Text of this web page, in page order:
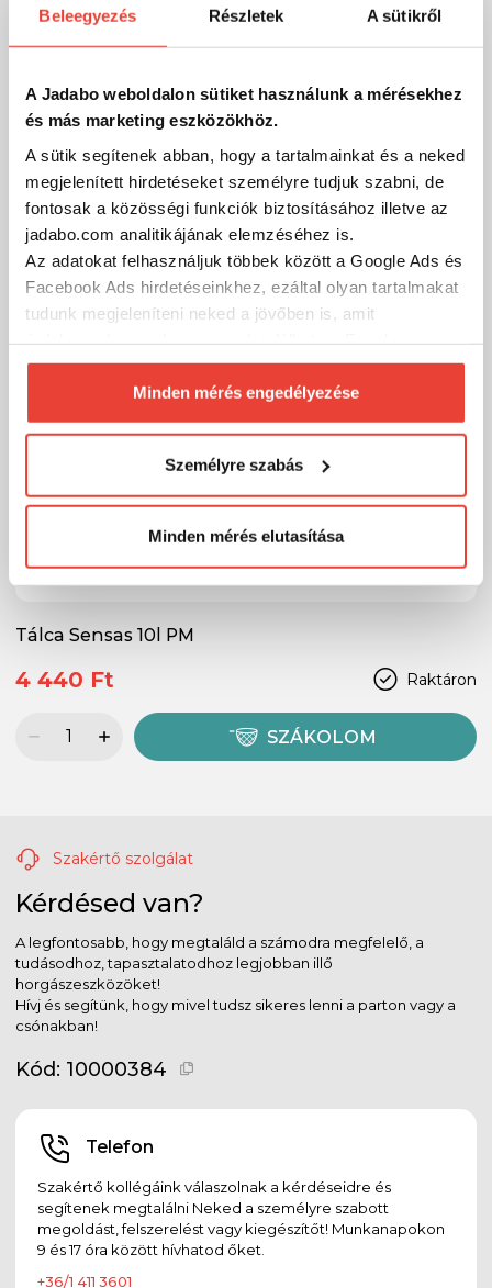
Beleegyezés Részletek A sütikről
A Jadabo weboldalon sütiket használunk a mérésekhez
és más marketing eszközökhöz.
A sütik segítenek abban, hogy a tartalmainkat és a neked
megjelenített hirdetéseket személyre tudjuk szabni, de
fontosak a közösségi funkciók biztosításához illetve az
jadabo.com analitikájának elemzéséhez is.
Az adatokat felhasználjuk többek között a Google Ads és
Facebook Ads hirdetéseinkhez, ezáltal olyan tartalmakat
tudunk megjeleníteni neked a jövőben is, amit
biztosításához arra kérünk, hogy engedd meg
számunkra minden mérés használatát.
Természetesensoha semmilyen formában nem fogunk
megváltoztathatod a döntésed ezzel kapcsolatban.
Előre is köszönjük!
Minden mérés engedélyezése
Személyre szabás
Minden mérés elutasítása
Stég Vödör 5l
Raktáron
1 432 Ft
SZÁKOLOM
-20%
Tálca Sensas 10l PM
Raktáron
4 440 Ft
SZÁKOLOM
Szakértő szolgálat
Kérdésed van?
A legfontosabb, hogy megtaláld a számodra megfelelő, a
tudásodhoz, tapasztalatodhoz legjobban illő
horgászeszközöket!
Hívj és segítünk, hogy mivel tudsz sikeres lenni a parton vagy a
csónakban!
Kód: 10000384
Telefon
Szakértő kollégáink válaszolnak a kérdéseidre és
segítenek megtalálni Neked a személyre szabott
megoldást, felszerelést vagy kiegészítőt! Munkanapokon
9 és 17 óra között hívhatod őket.
+36/1 411 3601